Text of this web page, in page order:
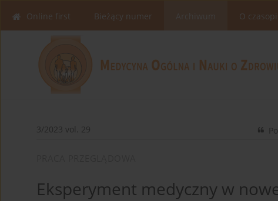
Online first Bieżący numer Archiwum O
3/2023 vol. 29
Eksperyment medyczny w